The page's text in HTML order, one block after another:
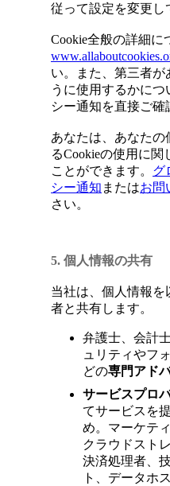
従って設定を変更し
Cookie全般の詳細に
い。また、第三者が
うに使用するかに
シー通知を直接ご確
あなたは、あなたの
るCookieの使用に
ことができます。 グ
シー通知 またはお問
さい。
5. 個人情報の共有
当社は、個人情報
者と共有します。
弁護士、会計
ュリティやフ
どの専門アド
サービスプロ
てサービスを
め。マーケテ
クラウドスト
決済処理者、
ト、データホ